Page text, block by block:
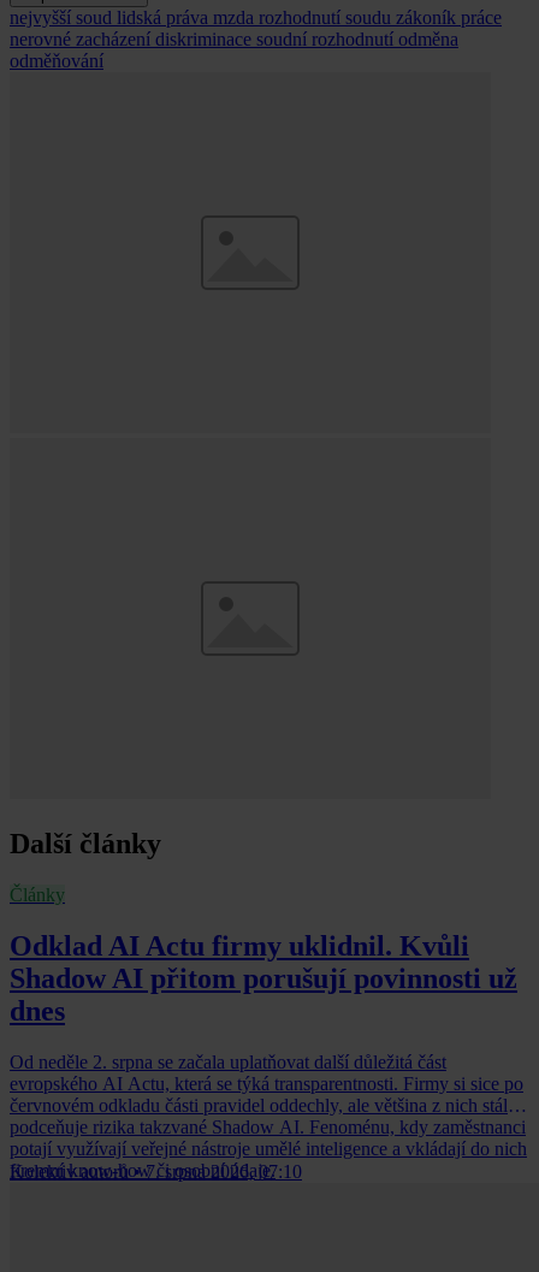
nejvyšší soud lidská práva mzda rozhodnutí soudu zákoník práce
nerovné zacházení diskriminace soudní rozhodnutí odměna
odměňování
Další články
Články
Odklad AI Actu firmy uklidnil. Kvůli
Shadow AI přitom porušují povinnosti už
dnes
Od neděle 2. srpna se začala uplatňovat další důležitá část
evropského AI Actu, která se týká transparentnosti. Firmy si sice po
červnovém odkladu části pravidel oddechly, ale většina z nich stále
podceňuje rizika takzvané Shadow AI. Fenoménu, kdy zaměstnanci
potají využívají veřejné nástroje umělé inteligence a vkládají do nich
firemní know-how či osobní údaje.
Kolektiv autorů • 7. srpna 2026, 07:10